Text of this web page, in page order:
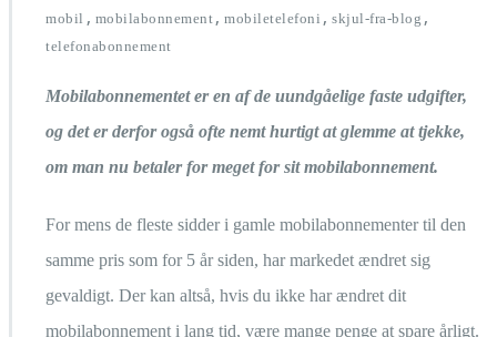
Spar
ved
skifte
mobilabonnement
mobil , mobilabonnement , mobiletelefoni , skjul-fra-blog ,
telefonabonnement
Mobilabonnementet er en af de uundgåelige faste udgifter,
og det er derfor også ofte nemt hurtigt at glemme at tjekke,
om man nu betaler for meget for sit mobilabonnement.
For mens de fleste sidder i gamle mobilabonnementer til den
samme pris som for 5 år siden, har markedet ændret sig
gevaldigt. Der kan altså, hvis du ikke har ændret dit
mobilabonnement i lang tid, være mange penge at spare årligt.